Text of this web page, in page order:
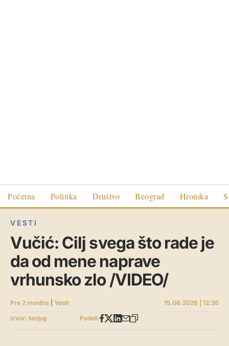
Početna Politika Društvo Beograd Hronika
VESTI
Vučić: Cilj svega što rade je
da od mene naprave
vrhunsko zlo /VIDEO/
Pre 2 months Vesti
15.06.2026 | 12:26
Izvor: tanjug
Podeli: